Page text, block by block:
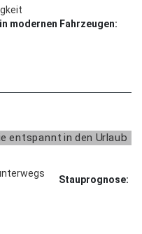
modernen Fahrzeugen:
Stauprognose: